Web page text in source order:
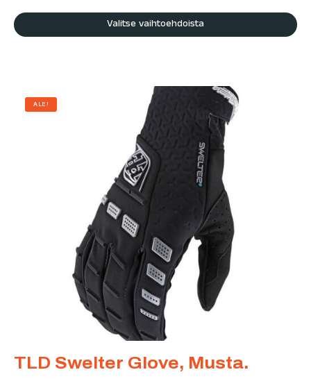
Valitse vaihtoehdoista
ALE!
TLD Swelter Glove, Musta.